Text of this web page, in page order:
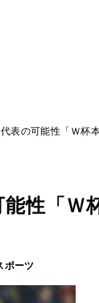
表の可能性「Ｗ杯
性「Ｗ
ポーツ